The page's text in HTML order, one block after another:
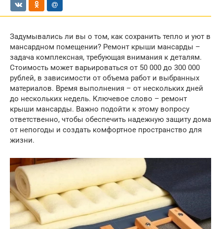
Задумывались ли вы о том, как сохранить тепло и уют в
мансардном помещении? Ремонт крыши мансарды –
задача комплексная, требующая внимания к деталям.
Стоимость может варьироваться от 50 000 до 300 000
рублей, в зависимости от объема работ и выбранных
материалов. Время выполнения – от нескольких дней
до нескольких недель. Ключевое слово – ремонт
крыши мансарды. Важно подойти к этому вопросу
ответственно, чтобы обеспечить надежную защиту дома
от непогоды и создать комфортное пространство для
жизни.